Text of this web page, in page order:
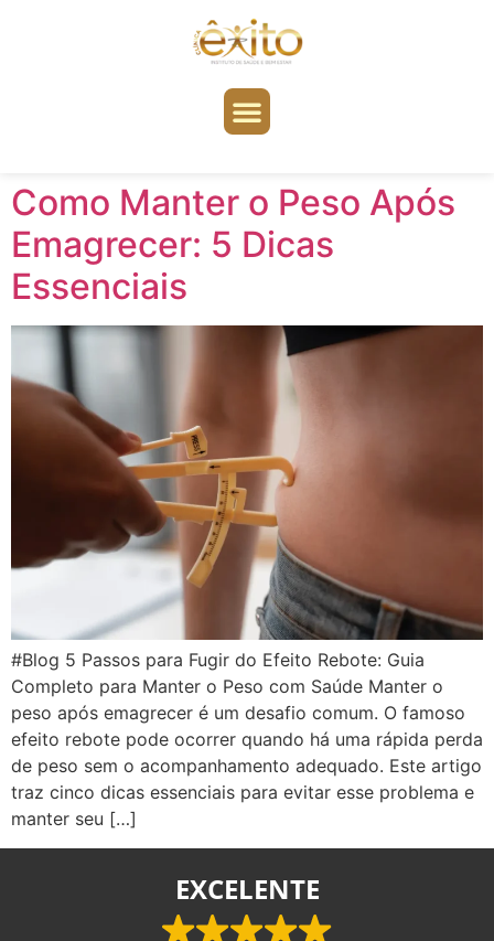
Como Manter o Peso Após
Emagrecer: 5 Dicas
Essenciais
#Blog 5 Passos para Fugir do Efeito Rebote: Guia
Completo para Manter o Peso com Saúde Manter o
peso após emagrecer é um desafio comum. O famoso
efeito rebote pode ocorrer quando há uma rápida perda
de peso sem o acompanhamento adequado. Este artigo
traz cinco dicas essenciais para evitar esse problema e
manter seu […]
EXCELENTE